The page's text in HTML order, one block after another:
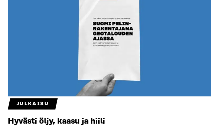
JULKAISU
Hyvästi öljy, kaasu ja hiili